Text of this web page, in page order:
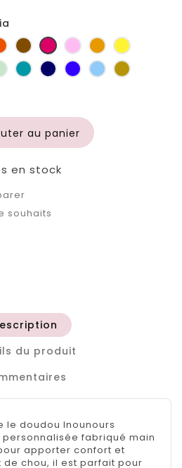
OrangeMarronFuchsia
RoseJaune
d'or
jaune
Vert
d'eau
Turquoise
MarineBleu
roi
Bleu
clair
Or
au panier
en stock
souhaits
du produit
le doudou lnounours
fabriqué main
apporter confort et
chou, il est parfait pour